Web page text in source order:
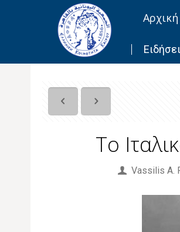
Αρχική
Το
Vassilis Α.